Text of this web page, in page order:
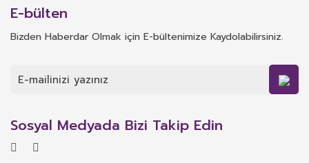
E-bülten
Bizden Haberdar Olmak için E-bültenimize Kaydolabilirsiniz.
Sosyal Medyada Bizi Takip Edin